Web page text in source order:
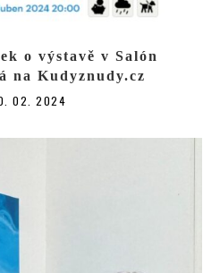
o výstavě v Salón
na Kudyznudy.cz
02. 2024